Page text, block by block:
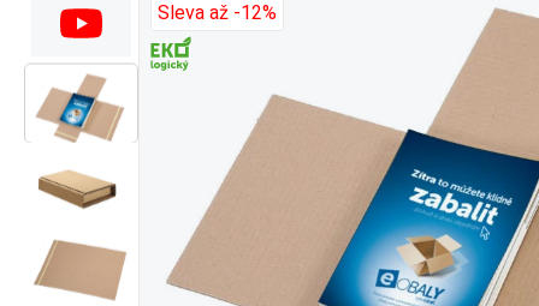
Sleva až -12%